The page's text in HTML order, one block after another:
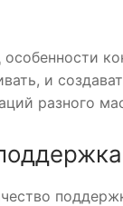
и
разного